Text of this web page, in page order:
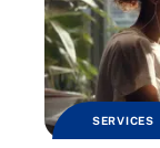
SERVICES